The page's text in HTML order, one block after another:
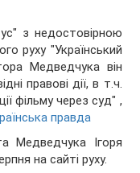
з недостовірною
руху "Український
Медведчука він
правові дії, в т.ч.
фільму через суд" ,
правда
Медведчука Ігоря
на сайті руху.